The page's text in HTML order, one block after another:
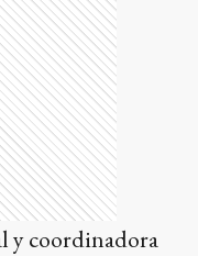
y coordinadora